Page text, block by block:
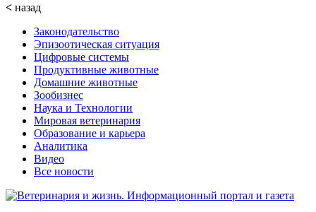
< назад
Законодательство
Эпизоотическая ситуация
Цифровые системы
Продуктивные животные
Домашние животные
Зообизнес
Наука и Технологии
Мировая ветеринария
Образование и карьера
Аналитика
Видео
Все новости